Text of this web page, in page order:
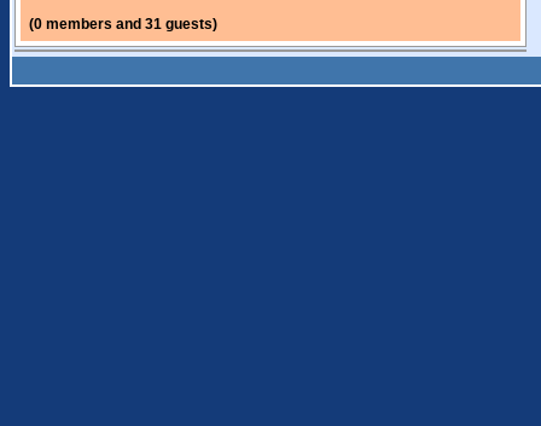
(0 members and 31 guests)